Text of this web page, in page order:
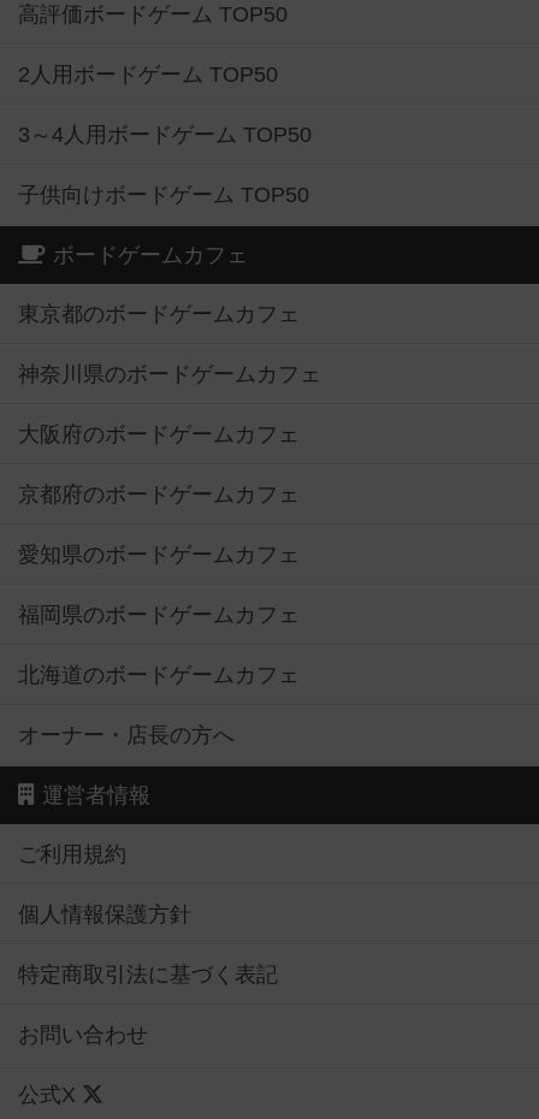
高評価ボードゲーム TOP50
2人用ボードゲーム TOP50
3～4人用ボードゲーム TOP50
子供向けボードゲーム TOP50
ボードゲームカフェ
東京都のボードゲームカフェ
神奈川県のボードゲームカフェ
大阪府のボードゲームカフェ
京都府のボードゲームカフェ
愛知県のボードゲームカフェ
福岡県のボードゲームカフェ
北海道のボードゲームカフェ
オーナー・店長の方へ
運営者情報
ご利用規約
個人情報保護方針
特定商取引法に基づく表記
お問い合わせ
公式X